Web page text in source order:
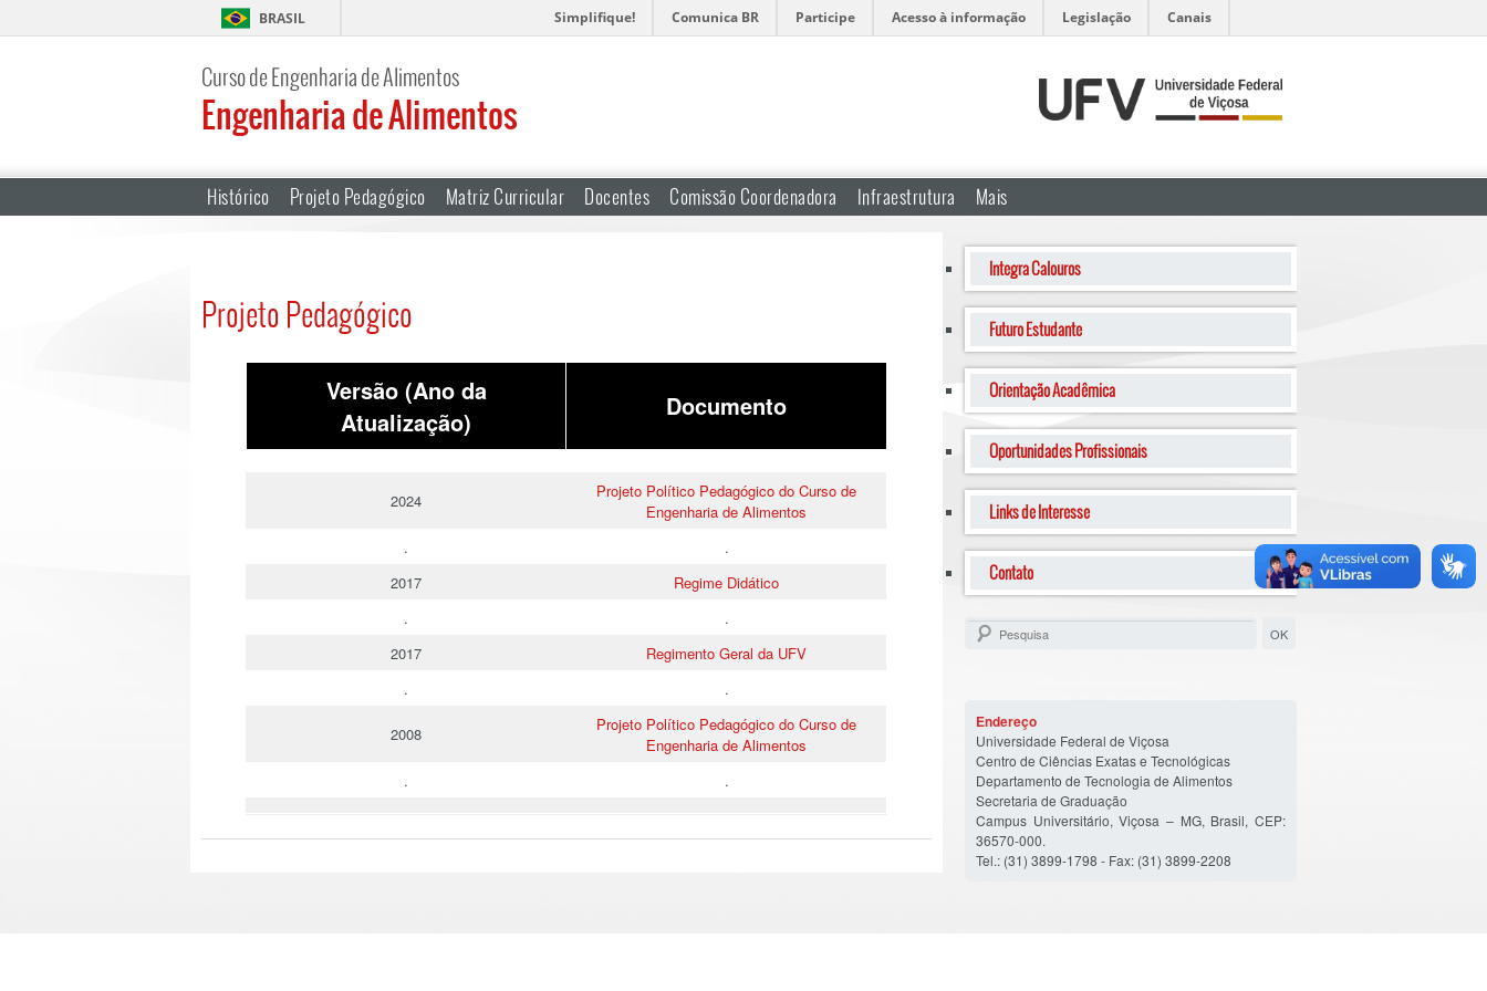
BRASIL Simplifique! Comunica BR Participe Acesso à informação Legislação Canais
Curso de Engenharia de Alimentos
Engenharia de Alimentos
Histórico Projeto Pedagógico Matriz Curricular Docentes Comissão Coordenadora Infraestrutura Mais
Projeto Pedagógico
Versão (Ano da
Atualização)
Documento
2024
Projeto Político Pedagógico do Curso de
Engenharia de Alimentos
.
.
2017
Regime Didático
.
.
2017
Regimento Geral da UFV
.
.
2008
Projeto Político Pedagógico do Curso de
Engenharia de Alimentos
.
.
Integra Calouros
Futuro Estudante
Orientação Acadêmica
Oportunidades Profissionais
Links de Interesse
Contato
Endereço
Universidade Federal de Viçosa
Centro de Ciências Exatas e Tecnológicas
Departamento de Tecnologia de Alimentos
Secretaria de Graduação
Campus Universitário, Viçosa – MG, Brasil, CEP:
36570-000.
Tel.: (31) 3899-1798 - Fax: (31) 3899-2208